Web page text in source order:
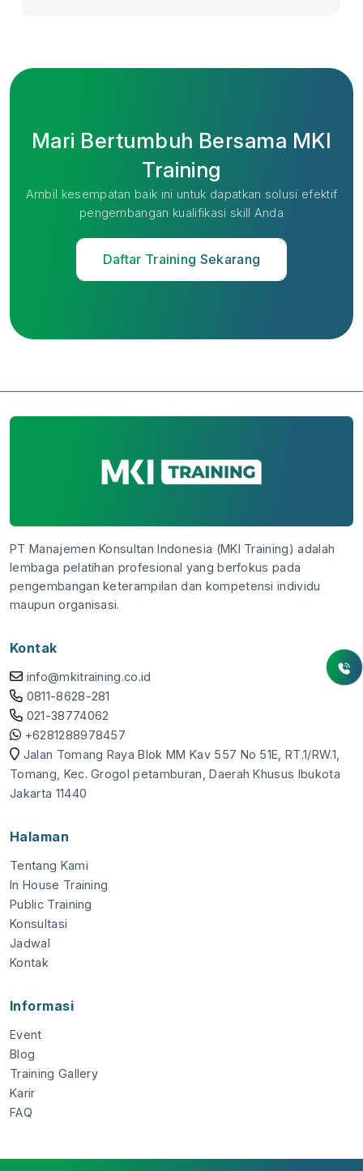
Mari Bertumbuh Bersama MKI
Training
Ambil kesempatan baik ini untuk dapatkan solusi efektif
pengembangan kualifikasi skill Anda
Daftar Training Sekarang
PT Manajemen Konsultan Indonesia (MKI Training) adalah
lembaga pelatihan profesional yang berfokus pada
pengembangan keterampilan dan kompetensi individu
maupun organisasi.
Kontak
info@mkitraining.co.id
0811-8628-281
021-38774062
+6281288978457
Jalan Tomang Raya Blok MM Kav 557 No 51E, RT.1/RW.1,
Tomang, Kec. Grogol petamburan, Daerah Khusus Ibukota
Jakarta 11440
Halaman
Tentang Kami
In House Training
Public Training
Konsultasi
Jadwal
Kontak
Informasi
Event
Blog
Training Gallery
Karir
FAQ